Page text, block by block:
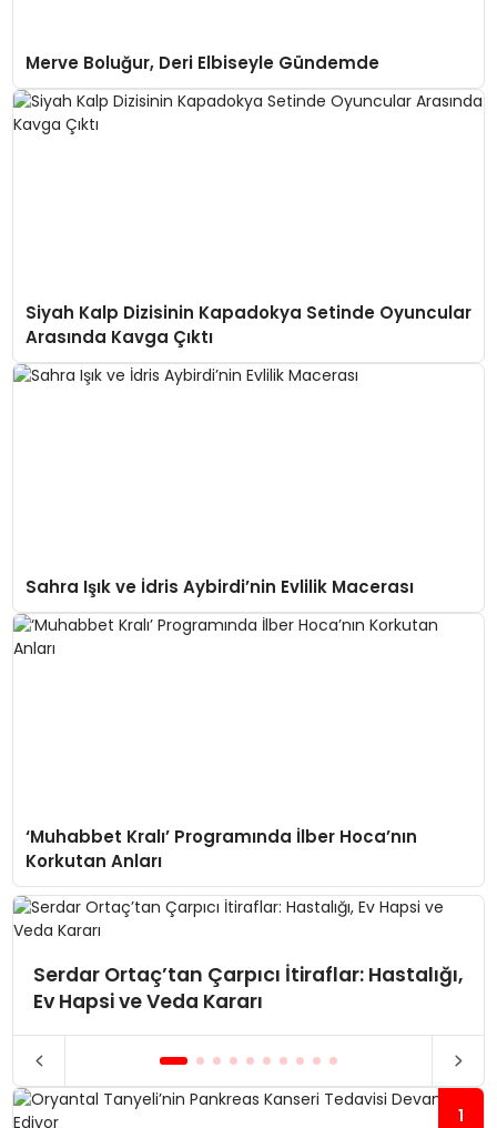
Merve Boluğur, Deri Elbiseyle Gündemde
Siyah Kalp Dizisinin Kapadokya Setinde Oyuncular
Arasında Kavga Çıktı
Sahra Işık ve İdris Aybirdi’nin Evlilik Macerası
‘Muhabbet Kralı’ Programında İlber Hoca’nın
Korkutan Anları
Serdar Ortaç’tan Çarpıcı İtiraflar: Hastalığı,
Ev Hapsi ve Veda Kararı
1